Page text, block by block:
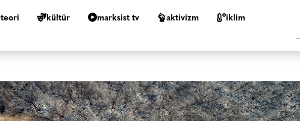
teori kültür marksist tv aktivizm i̇klim